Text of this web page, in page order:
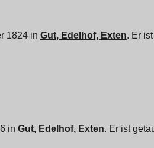
1824 in Gut, Edelhof, Exten. Er
in Gut, Edelhof, Exten. Er ist